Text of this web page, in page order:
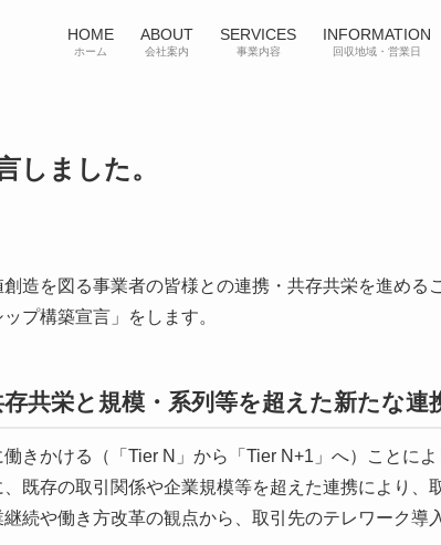
HOME
ホーム
ABOUT
会社案内
SERVICES
事業内容
INFORMATION
回収地域・営業日
しました。
造を図る事業者の皆様との連携・共存共栄を進める
プ構築宣言」をします。
共栄と規模・系列等を超えた新たな連
きかける（「Tier N」から「Tier N+1」へ）ことに
既存の取引関係や企業規模等を超えた連携により、
続や働き方改革の観点から、取引先のテレワーク導